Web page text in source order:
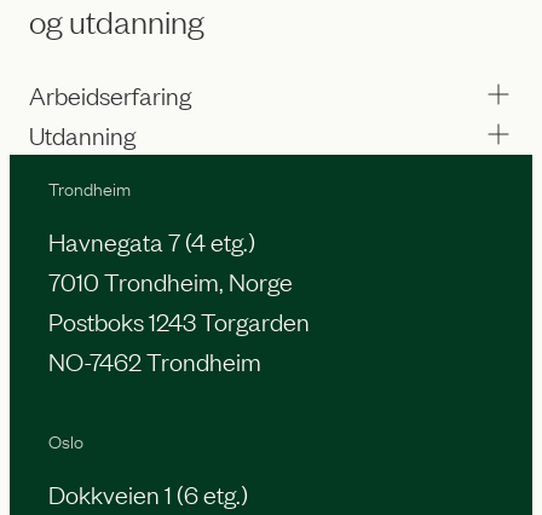
og utdanning
Arbeidserfaring
Utdanning
Oslo
Dokkveien 1 (6 etg.)
Trondheim
Havnegata 7 (4 etg.)
7010 Trondheim, Norge
Postboks 1243 Torgarden
NO-7462 Trondheim